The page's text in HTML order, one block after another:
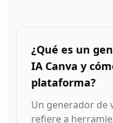
¿Qué es un
IA Canva y
plataforma?
Un generador de
refiere a